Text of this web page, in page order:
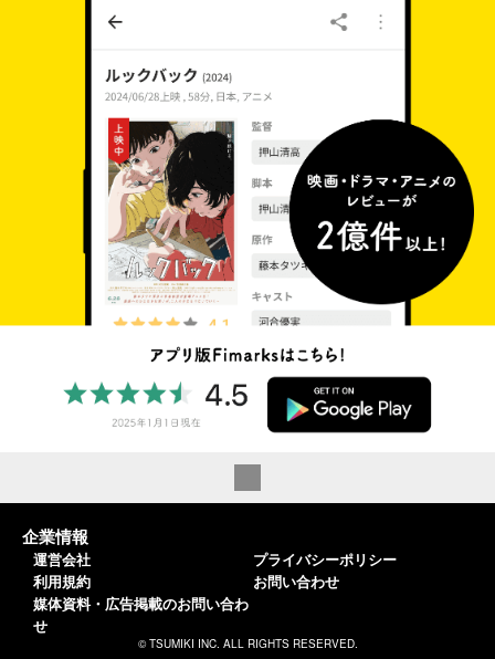
企業情報
運営会社
利用規約
媒体資料・広告掲載のお問い合わ
せ
プライバシーポリシー
お問い合わせ
© TSUMIKI INC. ALL RIGHTS RESERVED.